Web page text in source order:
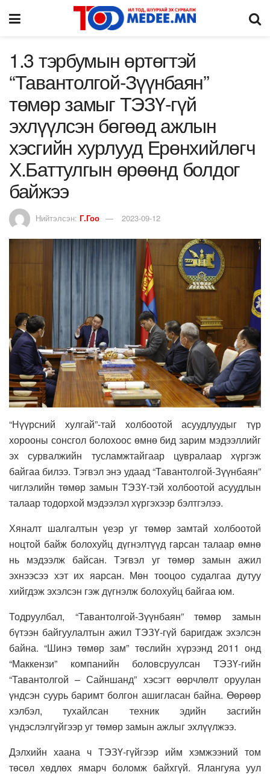
1.3 тэрбумын өртөгтэй
“Тавантолгой-Зүүнбаян”
төмөр замыг ТЭЗҮ-гүй
эхлүүлсэн бөгөөд ажлын
хэсгийн хурлууд Ерөнхийлөгч
Х.Баттулгын өрөөнд болдог
байжээ
Нийтэлсэн: Г.Гоо 2023-09-12
“Нүүрсний хулгай”-тай холбоотой асуудлуудыг түр
хорооны сонсгол болохоос өмнө бид зарим мэдээллийг
эх сурвалжийн тусламжтайгаар цувралаар хүргэж
байгаа билээ. Тэгвэл энэ удаад “Тавантолгой-Зүүнбаян”
чиглэлийн төмөр замын ТЭЗҮ-тэй холбоотой асуудлын
талаар тодорхой мэдээлэл хүргэхээр бэлтгэлээ.
Хяналт шалгалтын үеэр уг төмөр замтай холбоотой
ноцтой байж болохуйц дүгнэлтүүд гарсан талаар өмнө
нь мэдээлж байсан. Тэгвэл уг төмөр замын ажил
эхнээсээ хэт их яарсан. Мөн тооцоо судалгаа дутуу
хийгдэж эхэлсэн гэж дүгнэлж болохуйц байгаа юм.
Тодруулбал, “Тавантолгой-Зүүнбаян” төмөр замын
бүтээн байгуулалтын ажил ТЭЗҮ-гүй баригдаж эхэлсэн
байна. “Шинэ төмөр зам” төслийн хүрээнд 2011 онд
“Маккензи” компанийн боловсруулсан ТЭЗҮ-гийн
“Тавантолгой – Сайншанд” хэсэгт өөрчлөлт оруулан
үндсэн суурь баримт болгон ашигласан байна. Өөрөөр
хэлбэл, тухайлсан техник эдийн засгийн
үндэслэлгүйгээр уг төмөр замын ажлыг эхлүүлжээ.
Дэлхийн хаана ч ТЭЗҮ-гүйгээр ийм хэмжээний том
төсөл хөдлөх ямарч боломж байхгүй. Ялангуяа уул